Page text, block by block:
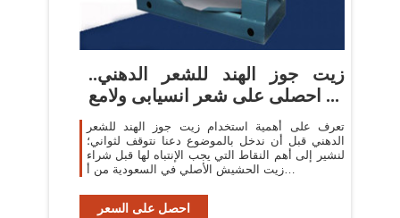
زيت جوز الهند للشعر الدهني..
احصلى على شعر انسيابى ولامع ...
تعرف على أهمية استخدام زيت جوز الهند للشعر
الدهني قبل أن ندخل بالموضوع دعنا نتوقف لثواني؛
لنشير إلى أهم النقاط التي يجب الإنتباه لها قبل شراء
زيت الحشيش الأصلي في السعودية من أ…
احصل على السعر